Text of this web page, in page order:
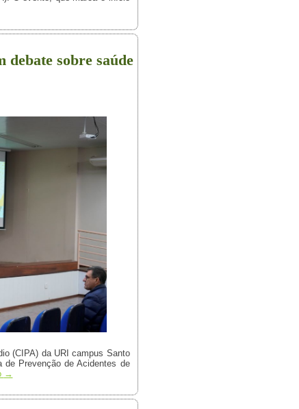
sobre saúde
(CIPA) da URI campus Santo
de Prevenção de Acidentes de
→